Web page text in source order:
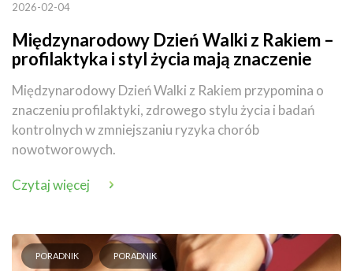
2026-02-04
Międzynarodowy Dzień Walki z Rakiem –
profilaktyka i styl życia mają znaczenie
Międzynarodowy Dzień Walki z Rakiem przypomina o
znaczeniu profilaktyki, zdrowego stylu życia i badań
kontrolnych w zmniejszaniu ryzyka chorób
nowotworowych.
Czytaj więcej
PORADNIK PORADNIK